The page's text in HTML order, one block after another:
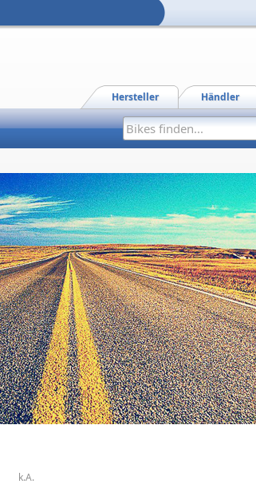
Händler
Hersteller
k.A.